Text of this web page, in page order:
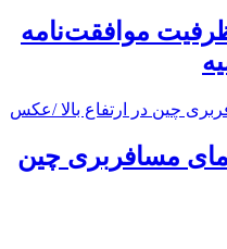
موافقت‌نامه
مسافربری چین